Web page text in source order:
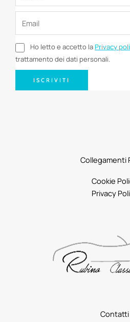
Ho letto e accetto laPrivacy
trattamento dei dati personali.
ISCRIVITI
Contatti
Collegamenti
Cookie
Privacy